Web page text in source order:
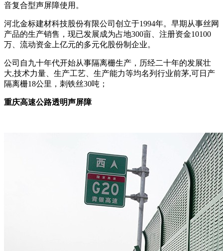
音复合型声屏障使用。
河北金标建材科技股份有限公司创立于1994年。早期从事丝网
产品的生产销售，现已发展成为占地300亩、注册资金10100
万、流动资金上亿元的多元化股份制企业。
公司自九十年代开始从事隔离栅生产，历经二十年的发展壮
大,技术力量、生产工艺、生产能力等均名列行业前茅,可日产
隔离栅18公里，刺铁丝30吨；
重庆高速公路透明声屏障